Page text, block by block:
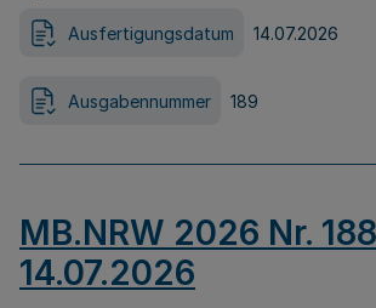
Ausfertigungsdatum 14.07.2026
Ausgabennummer 189
MB.NRW 2026 Nr.
14.07.2026